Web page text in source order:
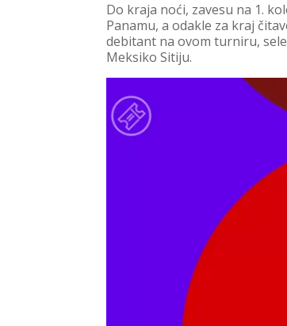
Do kraja noći, zavesu na 1.
Panamu, a odakle za kraj
debitant na ovom turniru,
Meksiko Sitiju.